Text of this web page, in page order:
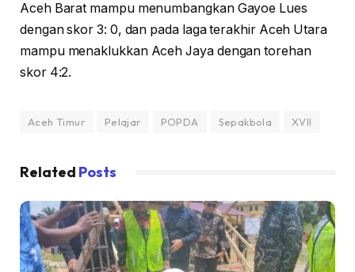
Aceh Barat mampu menumbangkan Gayoe Lues
dengan skor 3: 0, dan pada laga terakhir Aceh Utara
mampu menaklukkan Aceh Jaya dengan torehan
skor 4:2.
Aceh Timur Pelajar POPDA Sepakbola XVII
Related Posts